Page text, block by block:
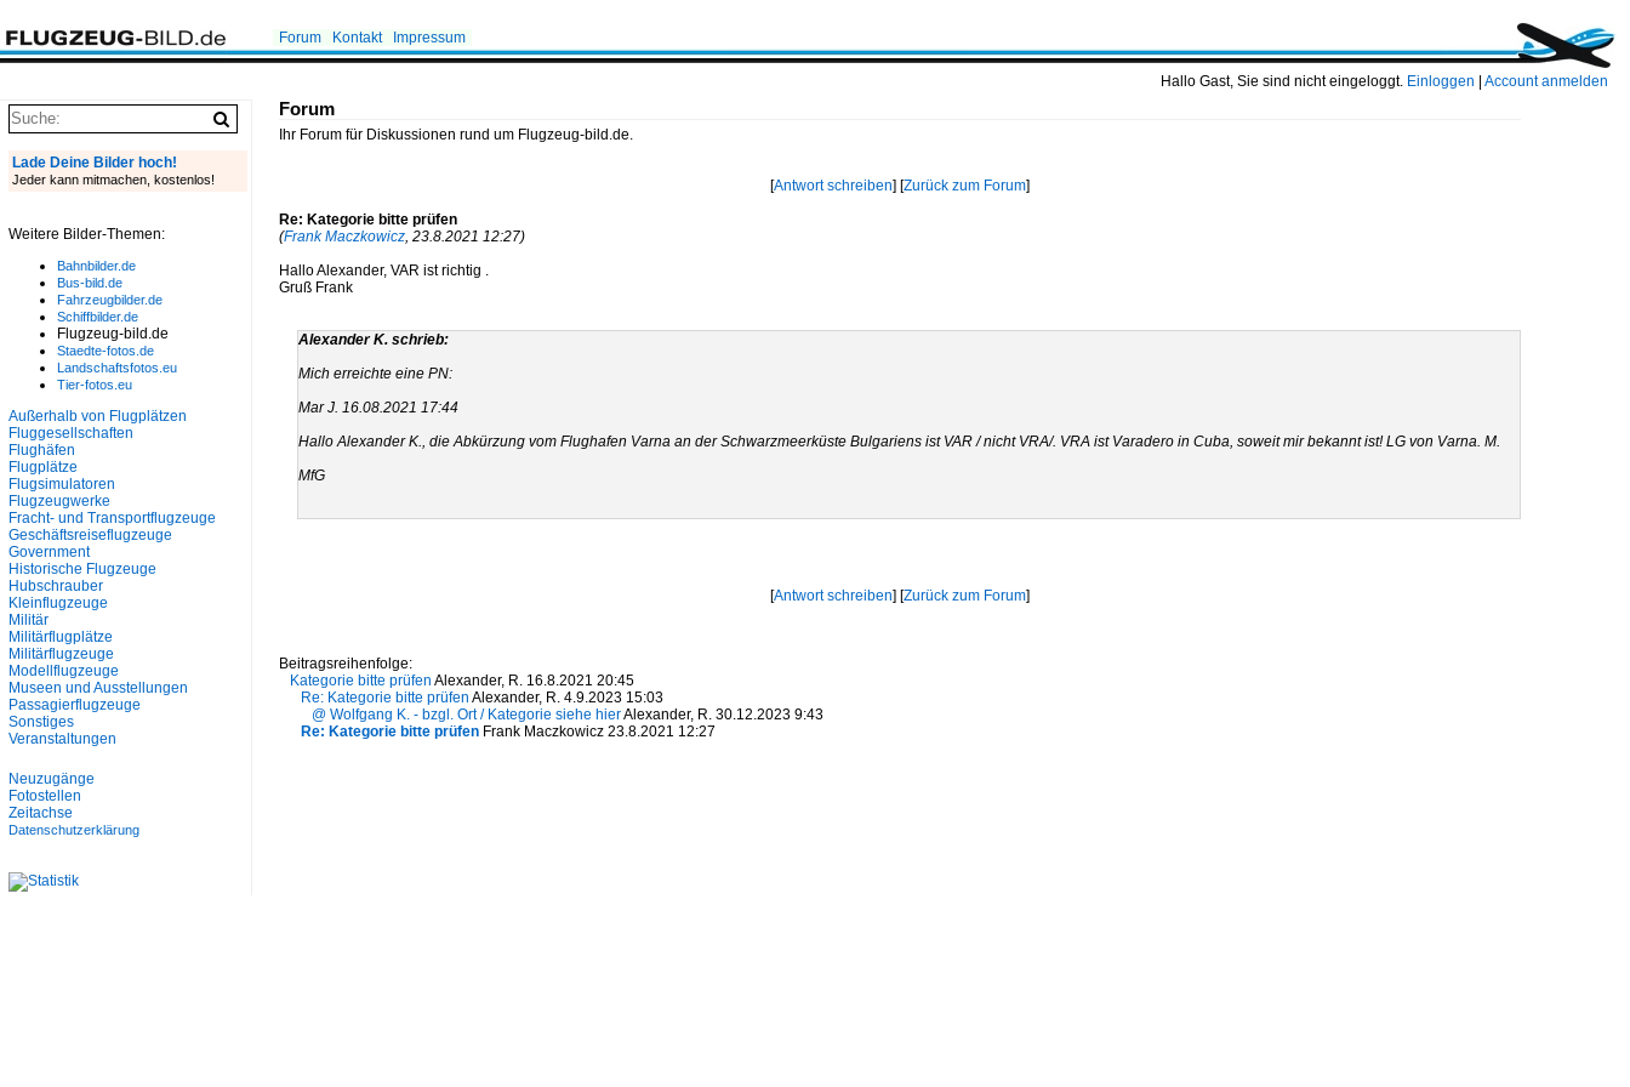
Hallo Gast, Sie sind nicht eingeloggt. Einloggen Account anmelden
Forum Kontakt Impressum
Forum
Ihr Forum für Diskussionen rund um Flugzeug-bild.de.
[Antwort schreiben] [Zurück zum Forum]
Re: Kategorie bitte prüfen
(Frank Maczkowicz, 23.8.2021 12:27)
Hallo Alexander, VAR ist richtig .
Gruß Frank
Alexander K. schrieb:
Mich erreichte eine PN:
Mar J. 16.08.2021 17:44
Hallo Alexander K., die Abkürzung vom Flughafen Varna an der Schwarzmeerküste Bulgariens ist VAR / nicht VRA/. VRA ist Varadero in Cuba, soweit mir bekannt ist! LG von Varna. M.
MfG
[Antwort schreiben] [Zurück zum Forum]
Beitragsreihenfolge:
Kategorie bitte prüfen Alexander, R. 16.8.2021 20:45
Re: Kategorie bitte prüfen Alexander, R. 4.9.2023 15:03
@ Wolfgang K. - bzgl. Ort / Kategorie siehe hierAlexander, R. 30.12.2023 9:43
Re: Kategorie bitte prüfen Frank Maczkowicz 23.8.2021 12:27
Lade Deine Bilder hoch!
Jeder kann mitmachen, kostenlos!
Weitere Bilder-Themen:
Bahnbilder.de
Bus-bild.de
Fahrzeugbilder.de
Schiffbilder.de
Flugzeug-bild.de
Staedte-fotos.de
Landschaftsfotos.eu
Tier-fotos.eu
Außerhalb von Flugplätzen
Fluggesellschaften
Flughäfen
Flugplätze
Flugsimulatoren
Flugzeugwerke
Fracht- und Transportflugzeuge
Geschäftsreiseflugzeuge
Government
Historische Flugzeuge
Hubschrauber
Kleinflugzeuge
Militär
Militärflugplätze
Militärflugzeuge
Modellflugzeuge
Museen und Ausstellungen
Passagierflugzeuge
Sonstiges
Veranstaltungen
Neuzugänge
Fotostellen
Zeitachse
Datenschutzerklärung